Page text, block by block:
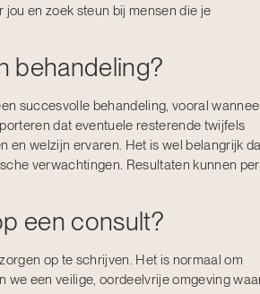
en zoek steun bij mensen die je
behandeling?
succesvolle behandeling, vooral
dat eventuele resterende twijfels
en welzijn ervaren. Het is wel belangrijk
verwachtingen. Resultaten kunnen per
een consult?
op te schrijven. Het is normaal om
we een veilige, oordeelvrije omgeving